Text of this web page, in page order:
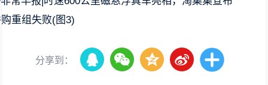
分享到：